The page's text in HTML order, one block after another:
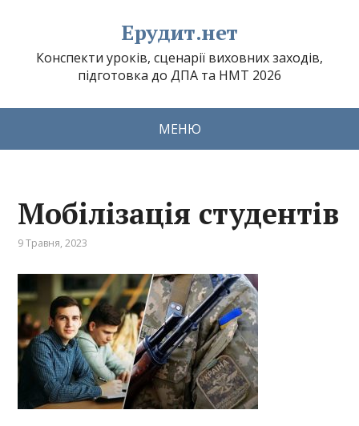
Ерудит.нет
Конспекти уроків, сценарії виховних заходів,
підготовка до ДПА та НМТ 2026
МЕНЮ
Мобілізація студентів
9 Травня, 2023